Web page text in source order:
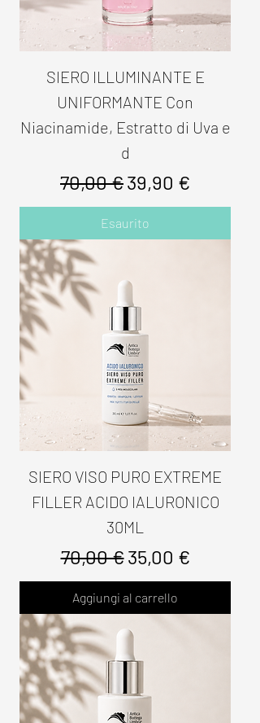
SIERO ILLUMINANTE E
UNIFORMANTE Con
Niacinamide, Estratto di Uva e
d
Prezzo regolare
70,00 €Prezzo scontato
39,90 €
Esaurito
SIERO VISO PURO EXTREME
FILLER ACIDO IALURONICO
30ML
Prezzo regolare
70,00 €Prezzo scontato
35,00 €
Aggiungi al carrello